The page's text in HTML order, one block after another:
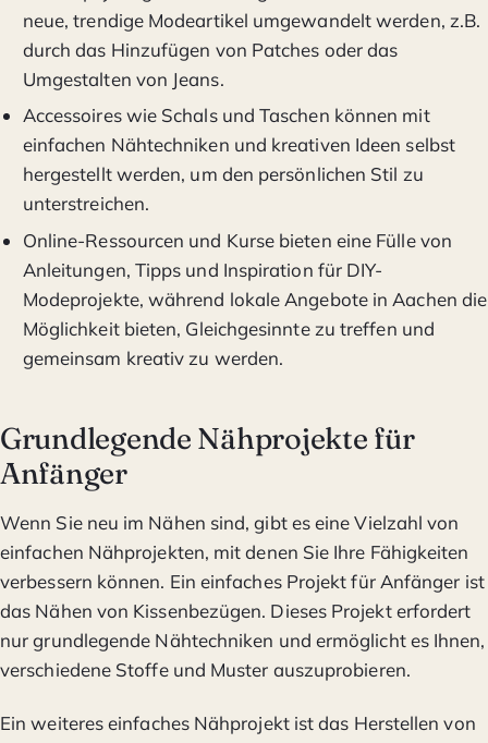
neue, trendige Modeartikel umgewandelt werden, z.B.
durch das Hinzufügen von Patches oder das
Umgestalten von Jeans.
Accessoires wie Schals und Taschen können mit
einfachen Nähtechniken und kreativen Ideen selbst
hergestellt werden, um den persönlichen Stil zu
unterstreichen.
Online-Ressourcen und Kurse bieten eine Fülle von
Anleitungen, Tipps und Inspiration für DIY-
Modeprojekte, während lokale Angebote in Aachen die
Möglichkeit bieten, Gleichgesinnte zu treffen und
gemeinsam kreativ zu werden.
Grundlegende Nähprojekte für
Anfänger
Wenn Sie neu im Nähen sind, gibt es eine Vielzahl von
einfachen Nähprojekten, mit denen Sie Ihre Fähigkeiten
verbessern können. Ein einfaches Projekt für Anfänger ist
das Nähen von Kissenbezügen. Dieses Projekt erfordert
nur grundlegende Nähtechniken und ermöglicht es Ihnen,
verschiedene Stoffe und Muster auszuprobieren.
Ein weiteres einfaches Nähprojekt ist das Herstellen von